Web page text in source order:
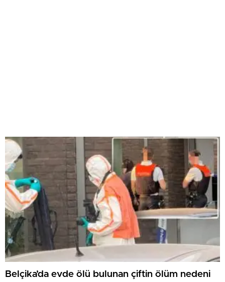
Belçika’da evde ölü bulunan çiftin ölüm nedeni